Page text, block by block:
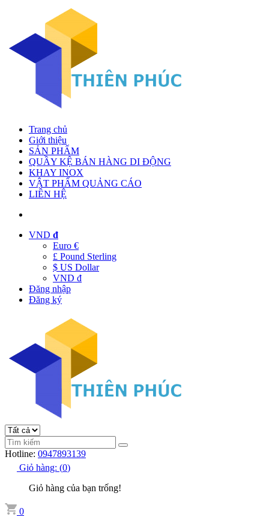
Trang chủ
Giới thiệu
SẢN PHẨM
QUẦY KỆ BÁN HÀNG DI ĐỘNG
KHAY INOX
VẬT PHẨM QUẢNG CÁO
LIÊN HỆ
VND đ
Euro €
£ Pound Sterling
$ US Dollar
VND đ
Đăng nhập
Đăng ký
Hotline: 0947893139
Giỏ hàng: (0)
Giỏ hàng của bạn trống!
0